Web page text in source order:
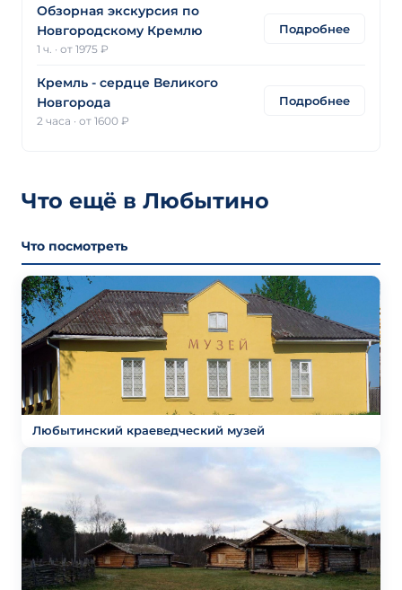
Обзорная экскурсия по
Новгородскому Кремлю
1 ч. · от 1975 ₽
Подробнее
Кремль - сердце Великого
Новгорода
2 часа · от 1600 ₽
Подробнее
Что ещё в Любытино
Что посмотреть
Любытинский краеведческий музей